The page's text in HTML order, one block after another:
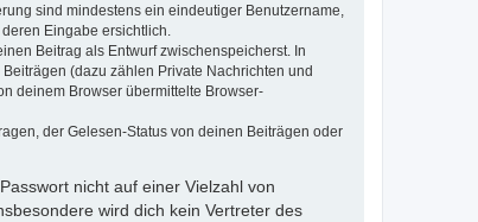
sind mindestens ein eindeutiger Benutzername,
Eingabe ersichtlich.
Beitrag als Entwurf zwischenspeicherst. In
(dazu zählen Private Nachrichten und
deinem Browser übermittelte Browser-
der Gelesen-Status von deinen Beiträgen oder
nicht auf einer Vielzahl von
wird dich kein Vertreter des